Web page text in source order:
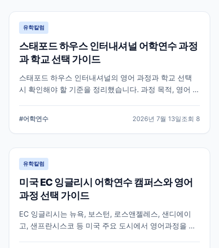
유학칼럼
스태포드 하우스 인터내셔널 어학연수 과정
과 학교 선택 가이드
스태포드 하우스 인터내셔널의 영어 과정과 학교 선택
시 확인해야 할 기준을 정리했습니다. 과정 목적, 영어 수
#어학연수 2026년 7월 13일조회 8
유학칼럼
미국 EC 잉글리시 어학연수 캠퍼스와 영어
과정 선택 가이드
EC 잉글리시는 뉴욕, 보스턴, 로스앤젤레스, 샌디에이
고, 샌프란시스코 등 미국 주요 도시에서 영어과정을 안